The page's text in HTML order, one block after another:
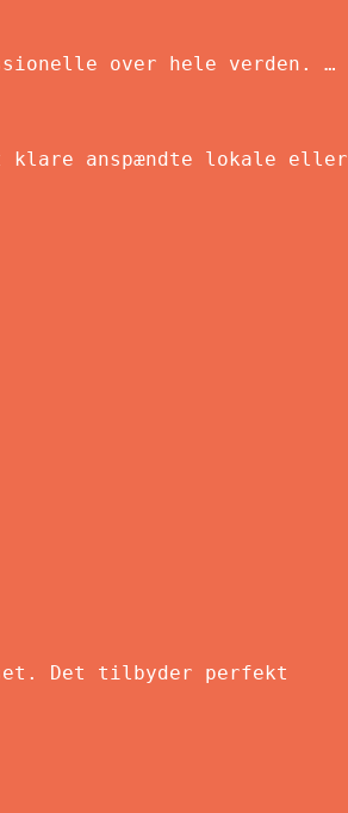
over hele verden. …
klare anspændte lokale eller
Det tilbyder perfekt